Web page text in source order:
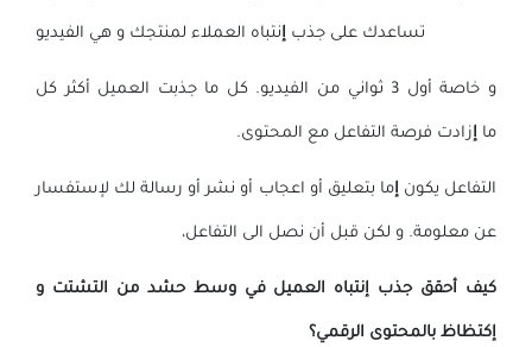
تساعدك على جذب إنتباه العملاء لمنتجك و هي الفيديو
و خاصة أول 3 ثواني من الفيديو. كل ما جذبت العميل أكثر كل
ما إزادت فرصة التفاعل مع المحتوى.
التفاعل يكون إما بتعليق أو اعجاب أو نشر أو رسالة لك لإستفسار
عن معلومة. و لكن قبل أن نصل الى التفاعل،
كيف أحقق جذب إنتباه العميل في وسط حشد من التشتت و
إكتظاظ بالمحتوى الرقمي؟